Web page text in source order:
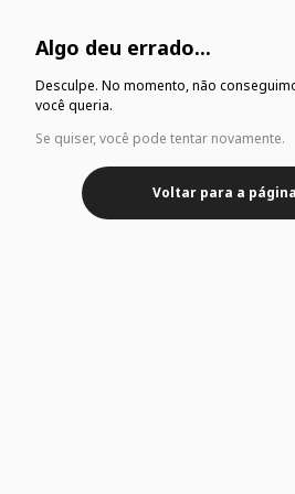
Algo deu errado...
Desculpe. No momento, não
você queria.
Se quiser, você pode tentar novamente.
Voltar para a